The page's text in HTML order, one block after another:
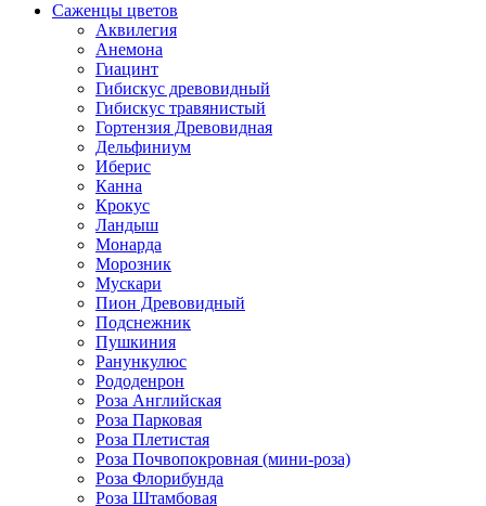
Саженцы цветов
Аквилегия
Анемона
Гиацинт
Гибискус древовидный
Гибискус травянистый
Гортензия Древовидная
Дельфиниум
Иберис
Канна
Крокус
Ландыш
Монарда
Морозник
Мускари
Пион Древовидный
Подснежник
Пушкиния
Ранункулюс
Рододенрон
Роза Английская
Роза Парковая
Роза Плетистая
Роза Почвопокровная (мини-роза)
Роза Флорибунда
Роза Штамбовая